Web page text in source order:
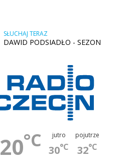
SŁUCHAJ TERAZ
DAWID PODSIADŁO - SEZON
20°C jutro
30°C
pojutrze
32°C